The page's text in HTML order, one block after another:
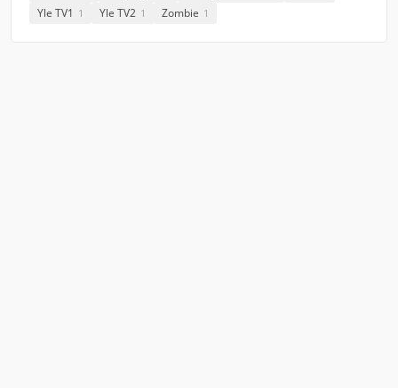
Yle TV1 1 Yle TV2 1 Zombie 1